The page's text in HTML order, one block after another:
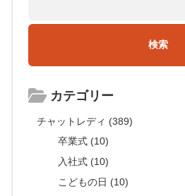
カテゴリー
チャットレディ (389)
卒業式 (10)
入社式 (10)
こどもの日 (10)